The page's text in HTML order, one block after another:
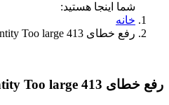
شما اینجا هستید:
خانه
رفع خطای 413 Request Entity Too large در وردپرس
رفع خطای 413 Request Entity Too large در وردپرس